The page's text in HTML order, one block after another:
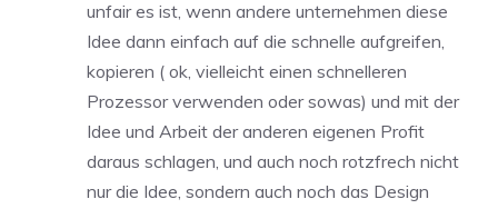
unfair es ist, wenn andere unternehmen diese
Idee dann einfach auf die schnelle aufgreifen,
kopieren ( ok, vielleicht einen schnelleren
Prozessor verwenden oder sowas) und mit der
Idee und Arbeit der anderen eigenen Profit
daraus schlagen, und auch noch rotzfrech nicht
nur die Idee, sondern auch noch das Design